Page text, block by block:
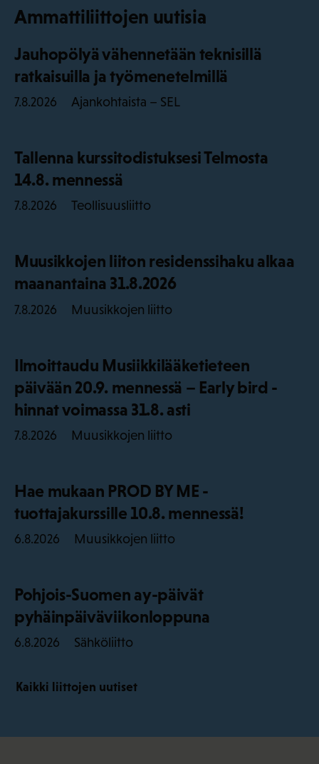
Ammattiliittojen uutisia
Jauhopölyä vähennetään teknisillä
ratkaisuilla ja työmenetelmillä
7.8.2026 Ajankohtaista – SEL
Tallenna kurssitodistuksesi Telmosta
14.8. mennessä
7.8.2026 Teollisuusliitto
Muusikkojen liiton residenssihaku alkaa
maanantaina 31.8.2026
7.8.2026 Muusikkojen liitto
Ilmoittaudu Musiikkilääketieteen
päivään 20.9. mennessä – Early bird -
hinnat voimassa 31.8. asti
7.8.2026 Muusikkojen liitto
Hae mukaan PROD BY ME -
tuottajakurssille 10.8. mennessä!
6.8.2026 Muusikkojen liitto
Pohjois-Suomen ay-päivät
pyhäinpäiväviikonloppuna
6.8.2026 Sähköliitto
Kaikki liittojen uutiset